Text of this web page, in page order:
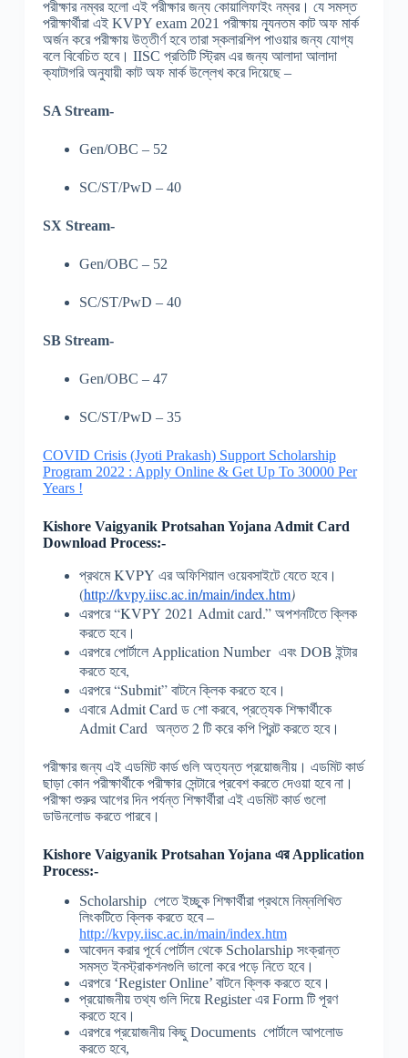
পরীক্ষার নম্বর হলো এই পরীক্ষার জন্য কোয়ালিফাইং নম্বর। যে সমস্ত
পরীক্ষার্থীরা এই KVPY exam 2021 পরীক্ষায় ন্যূনতম কাট অফ মার্ক
অর্জন করে পরীক্ষায় উত্তীর্ণ হবে তারা স্কলারশিপ পাওয়ার জন্য যোগ্য
বলে বিবেচিত হবে। IISC প্রতিটি স্ট্রিম এর জন্য আলাদা আলাদা
ক্যাটাগরি অনুযায়ী কাট অফ মার্ক উল্লেখ করে দিয়েছে –
SA Stream-
Gen/OBC – 52
SC/ST/PwD – 40
SX Stream-
Gen/OBC – 52
SC/ST/PwD – 40
SB Stream-
Gen/OBC – 47
SC/ST/PwD – 35
COVID Crisis (Jyoti Prakash) Support Scholarship
Program 2022 : Apply Online & Get Up To 30000 Per
Years !
Kishore Vaigyanik Protsahan Yojana Admit Card
Download Process:-
প্রথমেKVPY এর অফিশিয়াল ওয়েবসাইটে যেতে হবে।
(http://kvpy.iisc.ac.in/main/index.htm)
এরপরে“KVPY 2021 Admit card.”অপশনটিতে ক্লিক
করতে হবে।
এরপরে পোর্টালে Application Number এবং DOB ইন্টার
করতে হবে,
এরপরে “Submit”বাটনে ক্লিক করতে হবে।
এবারে Admit Card ড শো করবে, প্রত্যেক শিক্ষার্থীকে
Admit Card অন্তত2টি করে কপি প্রিন্ট করতে হবে।
পরীক্ষার জন্য এই এডমিট কার্ড গুলি অত্যন্ত প্রয়োজনীয়। এডমিট কার্ড
ছাড়া কোন পরীক্ষার্থীকে পরীক্ষার সেন্টারে প্রবেশ করতে দেওয়া হবে না।
পরীক্ষা শুরুর আগের দিন পর্যন্ত শিক্ষার্থীরা এই এডমিট কার্ড গুলো
ডাউনলোড করতে পারবে।
Kishore Vaigyanik Protsahan Yojana এর Application
Process:-
Scholarship পেতে ইচ্ছুক শিক্ষার্থীরা প্রথমে নিম্নলিখিত
লিংকটিতে ক্লিক করতে হবে –
http://kvpy.iisc.ac.in/main/index.htm
আবেদন করার পূর্বে পোর্টাল থেকে Scholarship সংক্রান্ত
সমস্ত ইনস্ট্রাকশনগুলি ভালো করে পড়ে নিতে হবে।
এরপরে ‘Register Online’ বাটনে ক্লিক করতে হবে।
প্রয়োজনীয় তথ্য গুলি দিয়ে Register এর Form টি পূরণ
করতে হবে।
এরপরে প্রয়োজনীয় কিছু Documents পোর্টালে আপলোড
করতে হবে,